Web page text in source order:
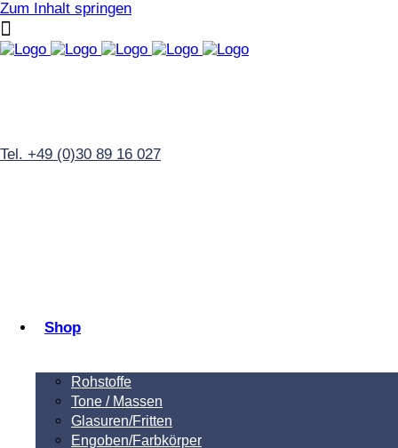
Zum Inhalt springen
Tel. +49 (0)30 89 16 027
Shop
Rohstoffe
Tone / Massen
Glasuren/Fritten
Engoben/Farbkörper